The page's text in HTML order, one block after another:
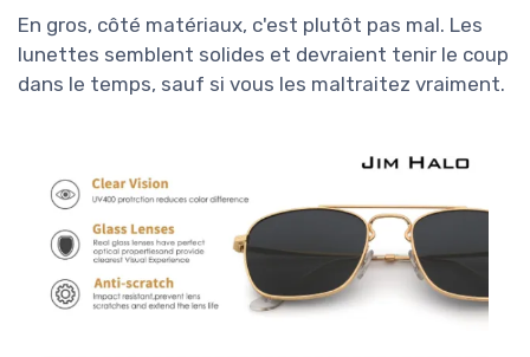
En gros, côté matériaux, c'est plutôt pas mal. Les
lunettes semblent solides et devraient tenir le coup
dans le temps, sauf si vous les maltraitez vraiment.